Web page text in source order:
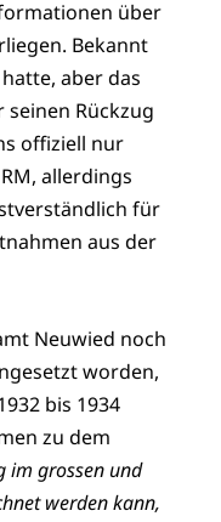
über
Bekannt
aber das
Rückzug
offiziell nur
allerdings
für
aus der
Neuwied noch
worden,
bis 1934
zu dem
im grossen und
werden kann,